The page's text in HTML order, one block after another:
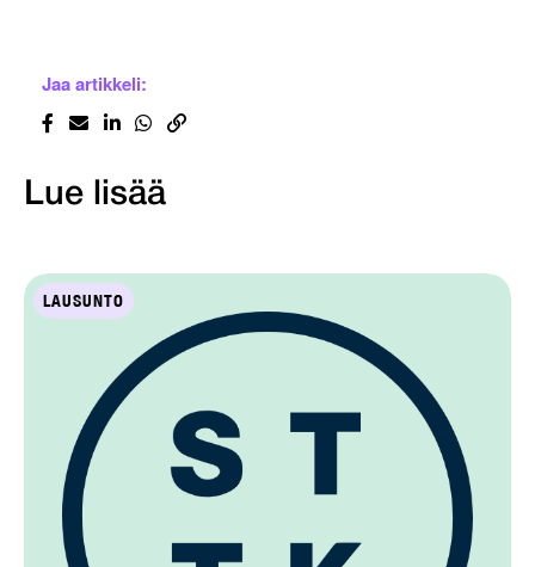
Jaa artikkeli:
Lue lisää
LAUSUNTO